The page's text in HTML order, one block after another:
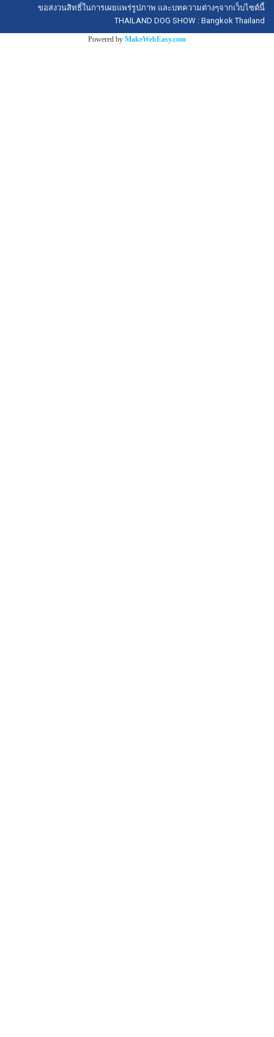
ขอสงวนสิทธิ์ในการเผยแพร่รูปภาพ และบทความต่างๆจากเว็บไซต์นี้
THAILAND DOG SHOW : Bangkok Thailand
Powered by MakeWebEasy.com